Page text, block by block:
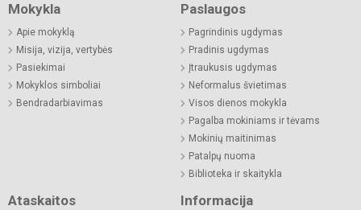
Mokykla
Apie mokyklą
Misija, vizija, vertybės
Pasiekimai
Mokyklos simboliai
Bendradarbiavimas
Paslaugos
Pagrindinis ugdymas
Pradinis ugdymas
Įtraukusis ugdymas
Neformalus švietimas
Visos dienos mokykla
Pagalba mokiniams ir tėvams
Mokinių maitinimas
Patalpų nuoma
Biblioteka ir skaitykla
Ataskaitos Informacija